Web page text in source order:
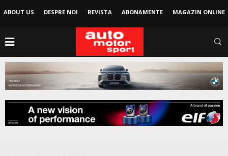
ABOUT US DESPRE NOI REVISTA ABONAMENTE MAGAZIN ONLINE